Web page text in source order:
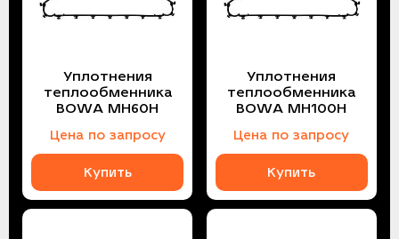
Уплотнения
теплообменника
BOWA MH60H
Цена по запросу
Купить
Уплотнения
теплообменника
BOWA MH100H
Цена по запросу
Купить